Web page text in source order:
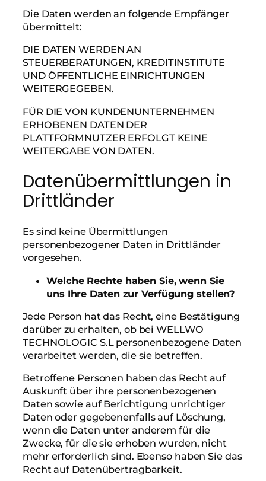
Die Daten werden an folgende Empfänger
übermittelt:
DIE DATEN WERDEN AN
STEUERBERATUNGEN, KREDITINSTITUTE
UND ÖFFENTLICHE EINRICHTUNGEN
WEITERGEGEBEN.
FÜR DIE VON KUNDENUNTERNEHMEN
ERHOBENEN DATEN DER
PLATTFORMNUTZER ERFOLGT KEINE
WEITERGABE VON DATEN.
Datenübermittlungen in
Drittländer
Es sind keine Übermittlungen
personenbezogener Daten in Drittländer
vorgesehen.
Welche Rechte haben Sie, wenn Sie
uns Ihre Daten zur Verfügung stellen?
Jede Person hat das Recht, eine Bestätigung
darüber zu erhalten, ob bei WELLWO
TECHNOLOGIC S.L personenbezogene Daten
verarbeitet werden, die sie betreffen.
Betroffene Personen haben das Recht auf
Auskunft über ihre personenbezogenen
Daten sowie auf Berichtigung unrichtiger
Daten oder gegebenenfalls auf Löschung,
wenn die Daten unter anderem für die
Zwecke, für die sie erhoben wurden, nicht
mehr erforderlich sind. Ebenso haben Sie das
Recht auf Datenübertragbarkeit.